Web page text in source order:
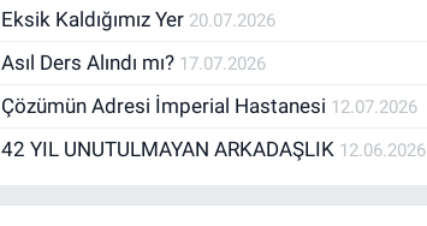
Eksik Kaldığımız Yer 20.07.2026
Asıl Ders Alındı mı? 17.07.2026
Çözümün Adresi İmperial Hastanesi 12.07.2026
42 YIL UNUTULMAYAN ARKADAŞLIK 12.06.2026